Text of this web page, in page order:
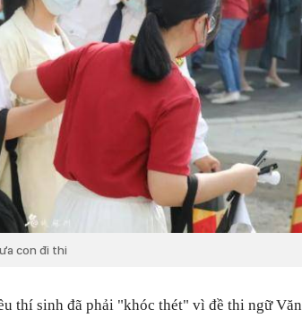
con đi thi
thí sinh đã phải "khóc thét" vì đề thi ngữ Văn